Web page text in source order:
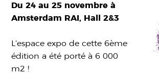
Du 24 au 25 novembre à
Amsterdam RAI, Hall 2&3
L’espace expo de cette 6ème
édition a été porté à 6 000
m2 !